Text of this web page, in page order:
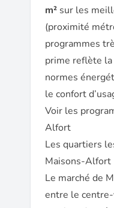
m² sur les
(proximité
programmes
prime reflète
normes
le confort
Voir les
Alfort
Les quartiers
Maisons-Alfort
Le marché de
entre le